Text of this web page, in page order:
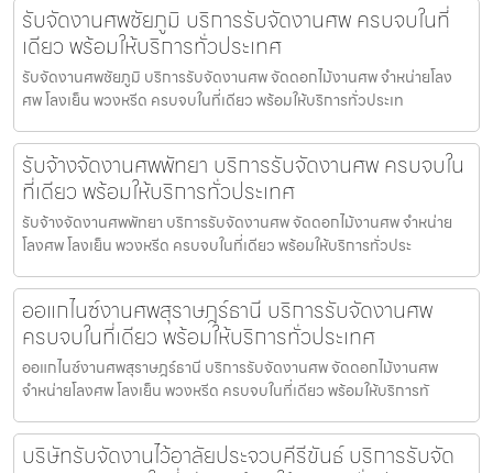
รับจัดงานศพชัยภูมิ บริการรับจัดงานศพ ครบจบในที่
เดียว พร้อมให้บริการทั่วประเทศ
รับจัดงานศพชัยภูมิ บริการรับจัดงานศพ จัดดอกไม้งานศพ จำหน่ายโลง
ศพ โลงเย็น พวงหรีด ครบจบในที่เดียว พร้อมให้บริการทั่วประเท
รับจ้างจัดงานศพพัทยา บริการรับจัดงานศพ ครบจบใน
ที่เดียว พร้อมให้บริการทั่วประเทศ
รับจ้างจัดงานศพพัทยา บริการรับจัดงานศพ จัดดอกไม้งานศพ จำหน่าย
โลงศพ โลงเย็น พวงหรีด ครบจบในที่เดียว พร้อมให้บริการทั่วประ
ออแกไนซ์งานศพสุราษฎร์ธานี บริการรับจัดงานศพ
ครบจบในที่เดียว พร้อมให้บริการทั่วประเทศ
ออแกไนซ์งานศพสุราษฎร์ธานี บริการรับจัดงานศพ จัดดอกไม้งานศพ
จำหน่ายโลงศพ โลงเย็น พวงหรีด ครบจบในที่เดียว พร้อมให้บริการทั
บริษัทรับจัดงานไว้อาลัยประจวบคีรีขันธ์ บริการรับจัด